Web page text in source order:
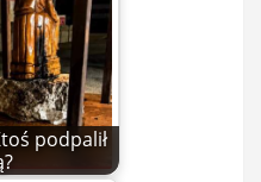
podpalił